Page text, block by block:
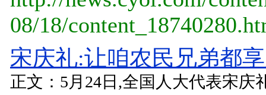
08/18/
宋庆礼:让咱农民兄弟都
正文：5月24日,全国人大代表宋庆